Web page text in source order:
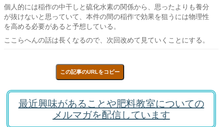
個人的には稲作の中干しと硫化水素の関係から、思ったよりも養分
が抜けないと思っていて、本件の間の稲作で効果を狙うには物理性
を高める必要があると予想している。
ここらへんの話は長くなるので、次回改めて見ていくことにする。
この記事のURLをコピー
最近興味があることや肥料教室についての
メルマガを配信しています